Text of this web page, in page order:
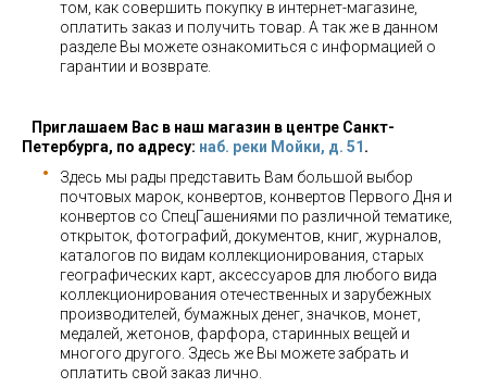
том, как совершить покупку в интернет-магазине,
оплатить заказ и получить товар. А так же в данном
разделе Вы можете ознакомиться с информацией о
гарантии и возврате.
Приглашаем Вас в наш магазин в центре Санкт-
Петербурга, по адресу: наб. реки Мойки, д. 51 .
Здесь мы рады представить Вам большой выбор
почтовых марок, конвертов, конвертов Первого Дня и
конвертов со СпецГашениями по различной тематике,
открыток, фотографий, документов, книг, журналов,
каталогов по видам коллекционирования, старых
географических карт, аксессуаров для любого вида
коллекционирования отечественных и зарубежных
производителей, бумажных денег, значков, монет,
медалей, жетонов, фарфора, старинных вещей и
многого другого. Здесь же Вы можете забрать и
оплатить свой заказ лично.